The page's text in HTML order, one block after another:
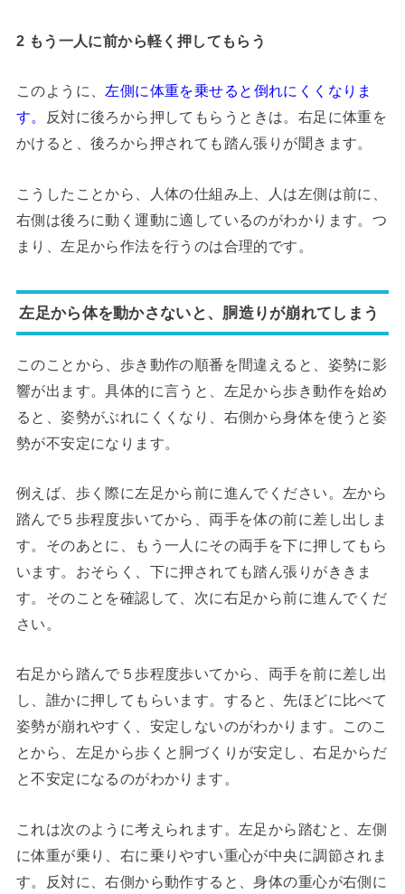
2 もう一人に前から軽く押してもらう
このように、 左側に体重を乗せると倒れにくくなりま
す。
反対に後ろから押してもらうときは。右足に体重を
かけると、後ろから押されても踏ん張りが聞きます。
こうしたことから、人体の仕組み上、人は左側は前に、
右側は後ろに動く運動に適しているのがわかります。つ
まり、左足から作法を行うのは合理的です。
左足から体を動かさないと、胴造りが崩れてしまう
このことから、歩き動作の順番を間違えると、姿勢に影
響が出ます。具体的に言うと、左足から歩き動作を始め
ると、姿勢がぶれにくくなり、右側から身体を使うと姿
勢が不安定になります。
例えば、歩く際に左足から前に進んでください。左から
踏んで５歩程度歩いてから、両手を体の前に差し出しま
す。そのあとに、もう一人にその両手を下に押してもら
います。おそらく、下に押されても踏ん張りがききま
す。そのことを確認して、次に右足から前に進んでくだ
さい。
右足から踏んで５歩程度歩いてから、両手を前に差し出
し、誰かに押してもらいます。すると、先ほどに比べて
姿勢が崩れやすく、安定しないのがわかります。このこ
とから、左足から歩くと胴づくりが安定し、右足からだ
と不安定になるのがわかります。
これは次のように考えられます。左足から踏むと、左側
に体重が乗り、右に乗りやすい重心が中央に調節されま
す。反対に、右側から動作すると、身体の重心が右側に